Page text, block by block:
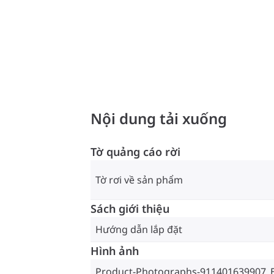
Nội dung tải xuống
Tờ quảng cáo rời
Tờ rơi về sản phẩm
Sách giới thiệu
Hướng dẫn lắp đặt
Hình ảnh
Product-Photographs-